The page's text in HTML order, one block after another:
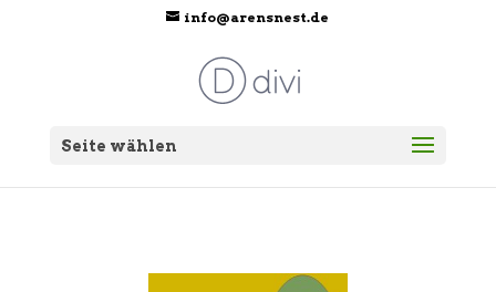
info@arensnest.de
Seite wählen